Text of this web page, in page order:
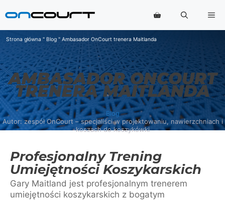
do
Strona główna " Blog " Ambasador OnCourt trenera Maitlanda
AMBASADOR ONCOURT
TRENERA MAITLANDA
Blog
Autor: zespół OnCourt – specjaliści w projektowaniu, nawierzchniach i
koszach do koszykówki
Profesjonalny Trening
Umiejętności Koszykarskich
Gary Maitland jest profesjonalnym trenerem
umiejętności koszykarskich z bogatym